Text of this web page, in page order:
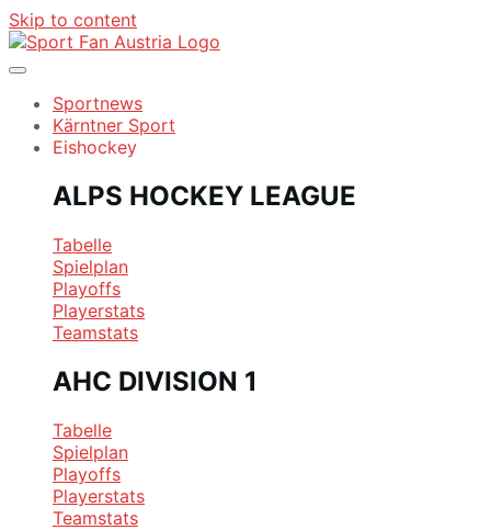
Skip to content
Sportnews
Kärntner Sport
Eishockey
ALPS HOCKEY LEAGUE
Tabelle
Spielplan
Playoffs
Playerstats
Teamstats
AHC DIVISION 1
Tabelle
Spielplan
Playoffs
Playerstats
Teamstats